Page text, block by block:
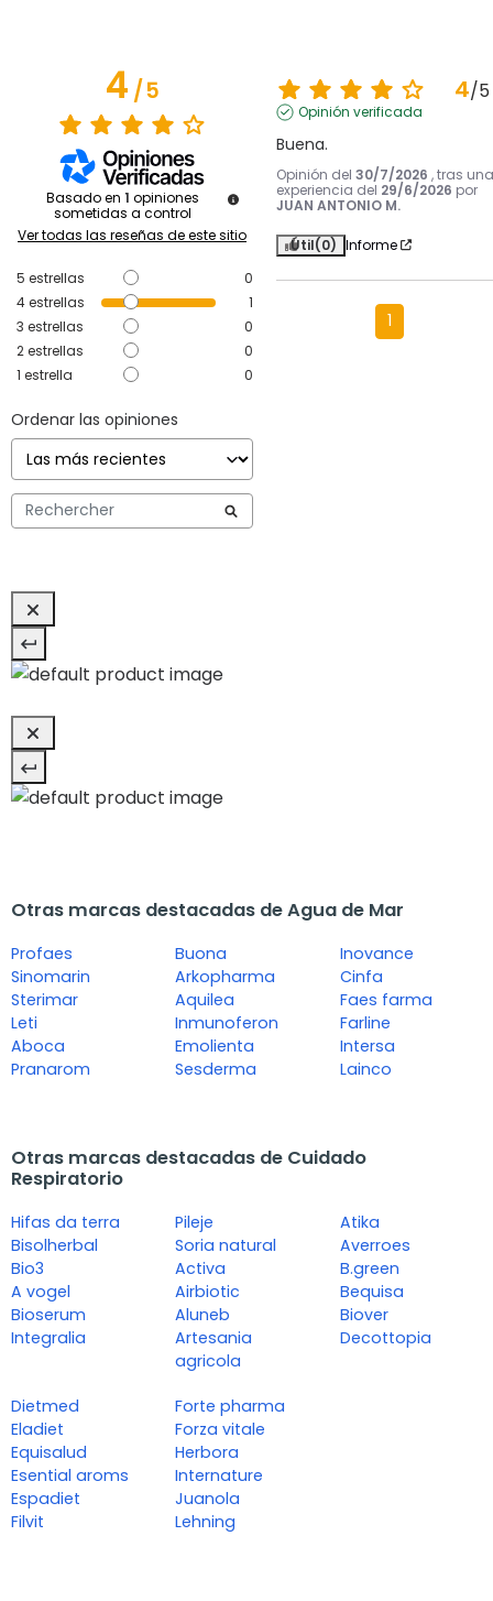
4/5
Basado en 1 opiniones
sometidas a control
Ver todas las reseñas de este sitio
5 estrellas
0
4estrellas
1
3 estrellas
0
2estrellas
0
1 estrella 0
Ordenar las opiniones
4/5
Opinión verificada
Buena.
Opinión del 30/7/2026 , tras una
experiencia del 29/6/2026 por
JUAN ANTONIO M.
Útil(0) Informe
1
Otras marcas destacadas de Agua de Mar
Profaes
Sinomarin
Sterimar
Leti
Aboca
Pranarom
Buona
Arkopharma
Aquilea
Inmunoferon
Emolienta
Sesderma
Inovance
Cinfa
Faes farma
Farline
Intersa
Lainco
Otras marcas destacadas de Cuidado
Respiratorio
Hifas da terra
Bisolherbal
Bio3
A vogel
Bioserum
Integralia
Pileje
Soria natural
Activa
Airbiotic
Aluneb
Artesania
agricola
Atika
Averroes
B.green
Bequisa
Biover
Decottopia
Dietmed
Eladiet
Equisalud
Esential aroms
Espadiet
Filvit
Forte pharma
Forza vitale
Herbora
Internature
Juanola
Lehning